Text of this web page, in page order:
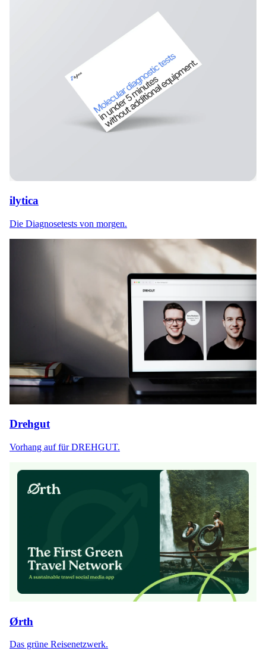
ilytica
Die Diagnosetests von morgen.
Drehgut
Vorhang auf für DREHGUT.
Ørth
Das grüne Reisenetzwerk.